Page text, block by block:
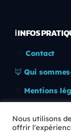
ℹ️ INFOS
Contact
🦊 Qui
Mentions
🛡️ RGPD
Nous utilisons
offrir